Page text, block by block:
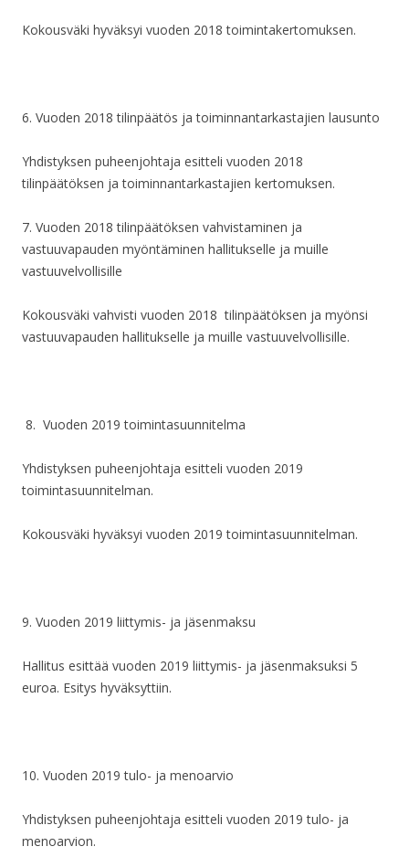
Kokousväki hyväksyi vuoden 2018 toimintakertomuksen.
6. Vuoden 2018 tilinpäätös ja toiminnantarkastajien lausunto
Yhdistyksen puheenjohtaja esitteli vuoden 2018
tilinpäätöksen ja toiminnantarkastajien kertomuksen.
7. Vuoden 2018 tilinpäätöksen vahvistaminen ja
vastuuvapauden myöntäminen hallitukselle ja muille
vastuuvelvollisille
Kokousväki vahvisti vuoden 2018 tilinpäätöksen ja myönsi
vastuuvapauden hallitukselle ja muille vastuuvelvollisille.
8. Vuoden 2019 toimintasuunnitelma
Yhdistyksen puheenjohtaja esitteli vuoden 2019
toimintasuunnitelman.
Kokousväki hyväksyi vuoden 2019 toimintasuunnitelman.
9. Vuoden 2019 liittymis- ja jäsenmaksu
Hallitus esittää vuoden 2019 liittymis- ja jäsenmaksuksi 5
euroa. Esitys hyväksyttiin.
10. Vuoden 2019 tulo- ja menoarvio
Yhdistyksen puheenjohtaja esitteli vuoden 2019 tulo- ja
menoarvion.